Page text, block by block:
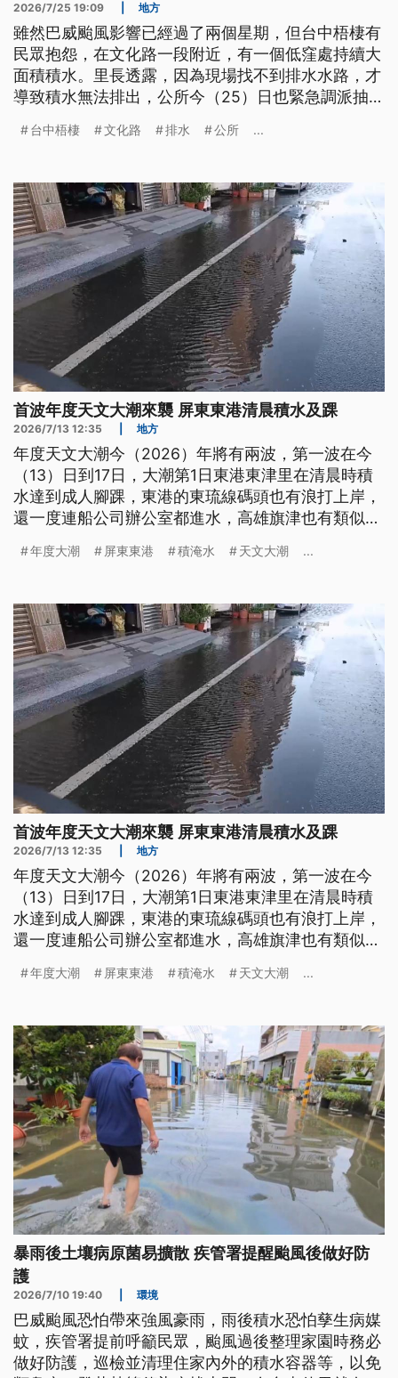
2026/7/25 19:09 地方
雖然巴威颱風影響已經過了兩個星期，但台中梧棲有
民眾抱怨，在文化路一段附近，有一個低窪處持續大
面積積水。里長透露，因為現場找不到排水水路，才
導致積水無法排出，公所今（25）日也緊急調派抽水
台中梧棲 文化路 排水 公所 ...
首波年度天文大潮來襲 屏東東港清晨積水及踝
2026/7/13 12:35 地方
年度天文大潮今（2026）年將有兩波，第一波在今
（13）日到17日，大潮第1日東港東津里在清晨時積
水達到成人腳踝，東港的東琉線碼頭也有浪打上岸，
還一度連船公司辦公室都進水，高雄旗津也有類似情
小心防範。
年度大潮 屏東東港 積淹水 天文大潮 ...
首波年度天文大潮來襲 屏東東港清晨積水及踝
2026/7/13 12:35 地方
年度天文大潮今（2026）年將有兩波，第一波在今
（13）日到17日，大潮第1日東港東津里在清晨時積
水達到成人腳踝，東港的東琉線碼頭也有浪打上岸，
還一度連船公司辦公室都進水，高雄旗津也有類似情
小心防範。
年度大潮 屏東東港 積淹水 天文大潮 ...
暴雨後土壤病原菌易擴散 疾管署提醒颱風後做好防
護
2026/7/10 19:40 環境
巴威颱風恐怕帶來強風豪雨，雨後積水恐怕孳生病媒
蚊，疾管署提前呼籲民眾，颱風過後整理家園時務必
做好防護，巡檢並清理住家內外的積水容器等，以免